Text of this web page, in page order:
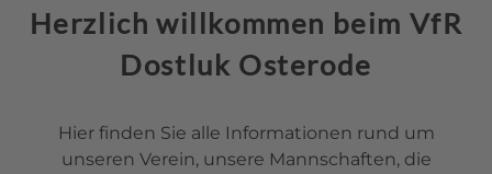
Herzlich willkommen beim VfR
Dostluk Osterode
Hier finden Sie alle Informationen rund um
unseren Verein, unsere Mannschaften, die